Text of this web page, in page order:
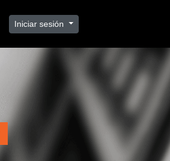
Iniciar sesión